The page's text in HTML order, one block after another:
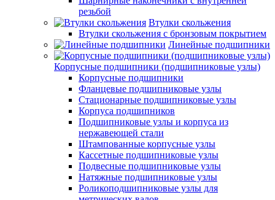
резьбой
Втулки скольжения
Втулки скольжения с бронзовым покрытием
Линейные подшипники
Корпусные подшипники (подшипниковые узлы)
Корпусные подшипники
Фланцевые подшипниковые узлы
Стационарные подшипниковые узлы
Корпуса подшипников
Подшипниковые узлы и корпуса из
нержавеющей стали
Штампованные корпусные узлы
Кассетные подшипниковые узлы
Подвесные подшипниковые узлы
Натяжные подшипниковые узлы
Роликоподшипниковые узлы для